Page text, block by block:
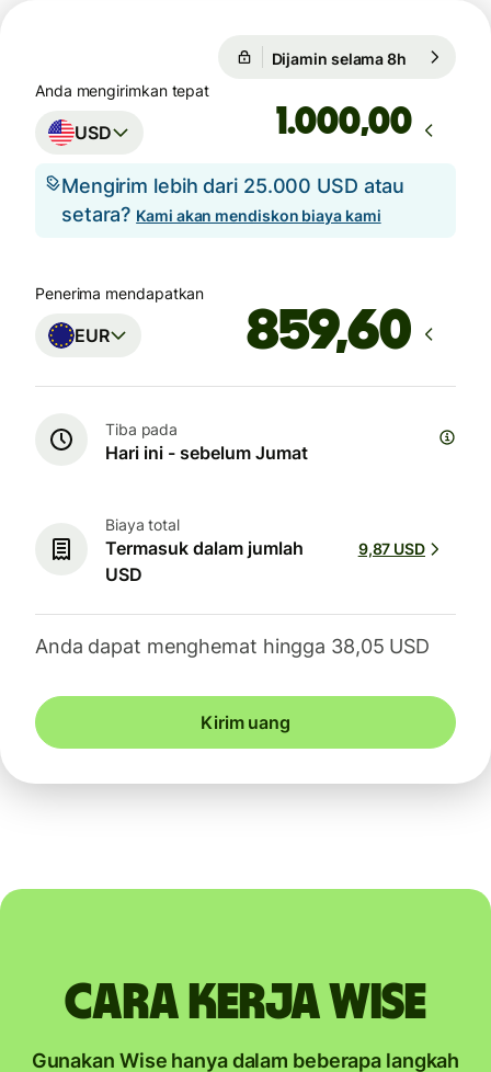
Dijamin selama 8h
Anda mengirimkan tepat
USD ,00
Mengirim lebih dari 25.000 USD atau
setara? Kami akan mendiskon biaya kami
Penerima mendapatkan
EUR
Tiba pada
Hari ini - sebelum Jumat
Biaya total
Termasuk dalam jumlah
USD
9,87 USD
Anda dapat menghemat hingga 38,05 USD
Kirim uang
Cara kerja Wise
Gunakan Wise hanya dalam beberapa langkah